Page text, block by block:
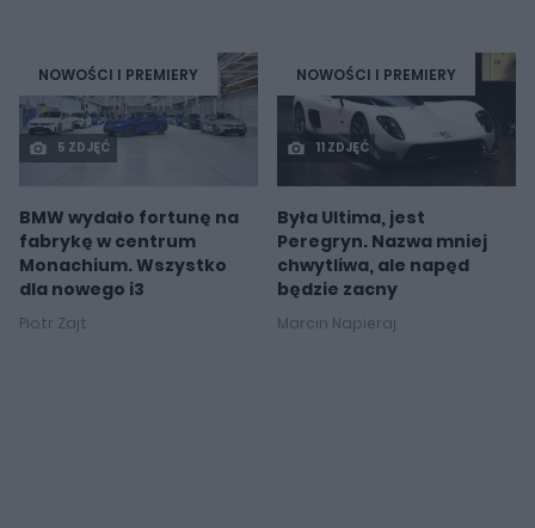
NOWOŚCI I PREMIERY
5 ZDJĘĆ
BMW wydało fortunę na
fabrykę w centrum
Monachium. Wszystko
dla nowego i3
Piotr Zajt
NOWOŚCI I PREMIERY
11 ZDJĘĆ
Była Ultima, jest
Peregryn. Nazwa mniej
chwytliwa, ale napęd
będzie zacny
Marcin Napieraj